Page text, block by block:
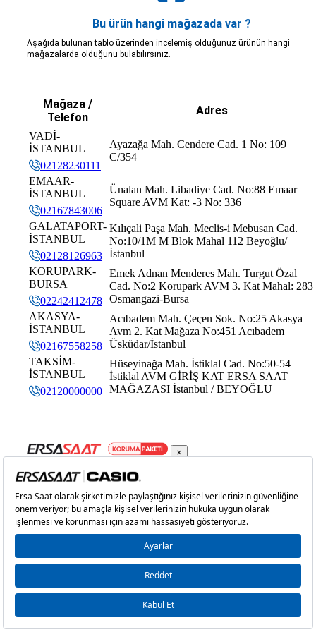
Tek Çekim
2.674,50 ₺ 5.349,00 ₺
4
1.168,29 ₺ 5.841,45 ₺
993,87 ₺ 5.963,22 ₺
7 870,02 ₺
777,83 ₺ 6.222,64 ₺
706,70 ₺ 6.360,30 ₺
Taksit Taksit Tutarı
Tek Çekim
2 2.674,50 ₺ 5.349,00 ₺
3 1.870,93 ₺ 5.612,79 ₺
4 1.431,29 ₺ 5.725,16 ₺
5 1.168,29 ₺ 5.841,45 ₺
993,87 ₺ 5.963,22 ₺
Bu ürün hangi mağazada var ?
Aşağıda bulunan tablo üzerinden incelemiş olduğunuz ürünün hangi
mağazalarda olduğunu bulabilirsiniz.
Mağaza /
Telefon
Adres
VADİ-
İSTANBUL
02128230111
Ayazağa Mah. Cendere Cad. 1 No: 109
C/354
EMAAR-
İSTANBUL
02167843006
Ünalan Mah. Libadiye Cad. No:88 Emaar
Square AVM Kat: -3 No: 336
GALATAPORT-
İSTANBUL
02128126963
Kılıçali Paşa Mah. Meclis-i Mebusan Cad.
No:10/1M M Blok Mahal 112 Beyoğlu/
İstanbul
KORUPARK-
BURSA
02242412478
Emek Adnan Menderes Mah. Turgut Özal
Cad. No:2 Korupark AVM 3. Kat Mahal: 283
Osmangazi-Bursa
AKASYA-
İSTANBUL
02167558258
Acıbadem Mah. Çeçen Sok. No:25 Akasya
Avm 2. Kat Mağaza No:451 Acıbadem
Üsküdar/İstanbul
TAKSİM-
İSTANBUL
02120000000
Hüseyinağa Mah. İstiklal Cad. No:50-54
İstiklal AVM GİRİŞ KAT ERSA SAAT
MAĞAZASI İstanbul / BEYOĞLU
×